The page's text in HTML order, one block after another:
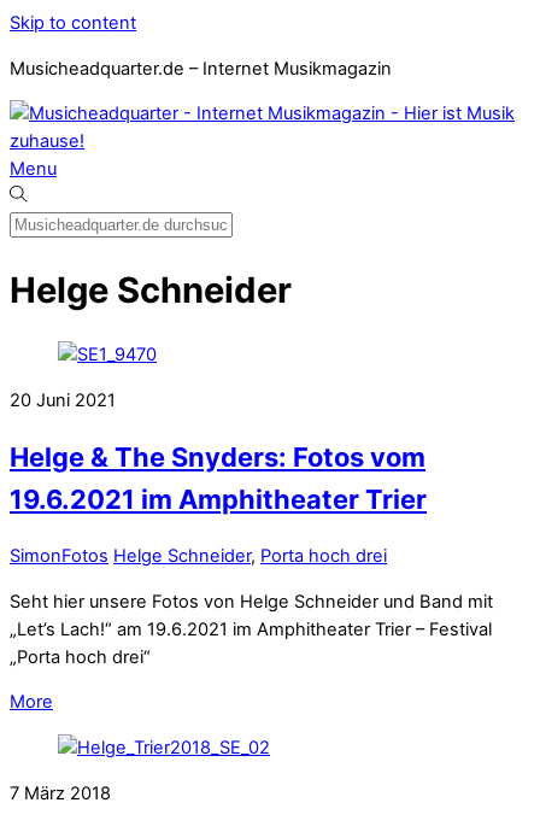
Skip to content
Musicheadquarter.de – Internet Musikmagazin
Menu
Helge Schneider
20 Juni 2021
Helge & The Snyders: Fotos vom
19.6.2021 im Amphitheater Trier
SimonFotos Helge Schneider, Porta hoch drei
Seht hier unsere Fotos von Helge Schneider und Band mit
„Let’s Lach!“ am 19.6.2021 im Amphitheater Trier – Festival
„Porta hoch drei“
More
7 März 2018